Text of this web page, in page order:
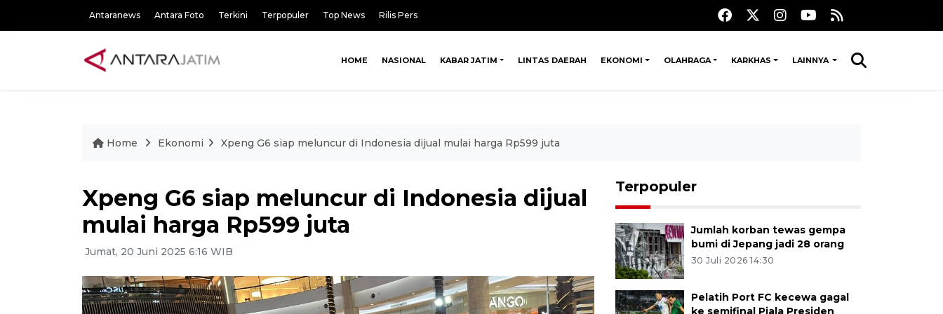
Antaranews Antara Foto Terkini Terpopuler Top News Rilis Pers
HOME NASIONAL KABAR JATIM LINTAS DAERAH EKONOMI OLAHRAGA KARKHAS LAINNYA
Home Ekonomi Xpeng G6 siap meluncur di Indonesia dijual mulai harga Rp599 juta
Xpeng G6 siap meluncur di Indonesia dijual
mulai harga Rp599 juta
Jumat, 20 Juni 2025 6:16 WIB
Terpopuler
Jumlah korban tewas gempa
bumi di Jepang jadi 28 orang
30 Juli 2026 14:30
Pelatih Port FC kecewa gagal
ke semifinal Piala Presiden